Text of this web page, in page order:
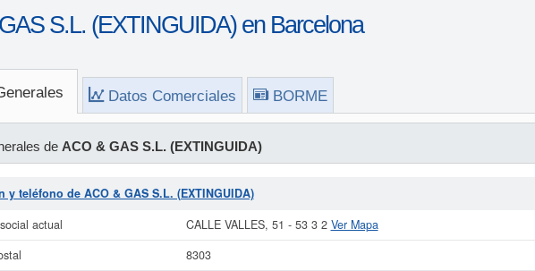
S.L. (EXTINGUIDA) en Barcelona
Datos Comerciales BORME
de ACO & GAS S.L. (EXTINGUIDA)
y teléfono de ACO & GAS S.L. (EXTINGUIDA)
actual
CALLE VALLES, 51 - 53 3 2 Ver Mapa
8303